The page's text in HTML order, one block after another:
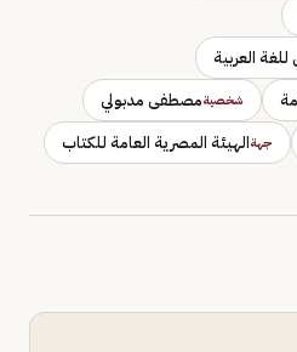
العربية
شخصيةمصطفى مدبولي
جهةالهيئة المصرية العامة للكتاب